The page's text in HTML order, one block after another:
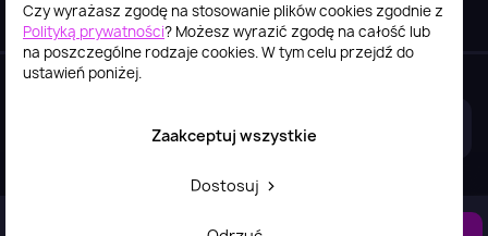
Szybki kontakt keyboard_arrow_down
Czy wyrażasz zgodę na stosowanie plików cookies zgodnie z
Polityką prywatności? Możesz wyrazić zgodę na całość lub
na poszczególne rodzaje cookies. W tym celu przejdź do
ustawień poniżej.
Dostosuj
Zaakceptuj wszystkie
2026© itstore.com.pl Projekt i realizacja: